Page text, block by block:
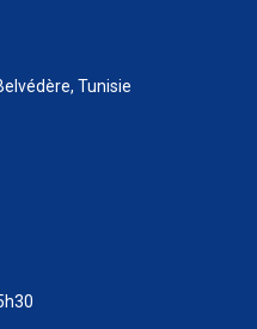
Tunisie